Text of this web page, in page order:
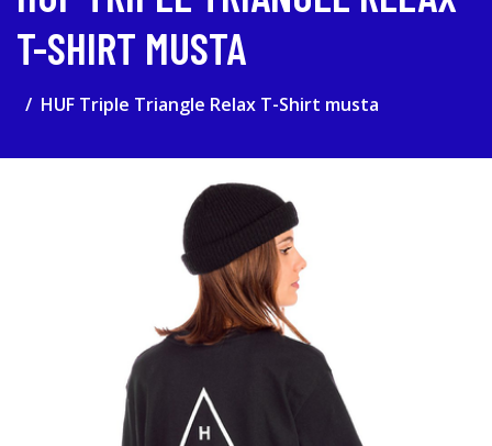
T-SHIRT MUSTA
HUF Triple Triangle Relax T-Shirt musta